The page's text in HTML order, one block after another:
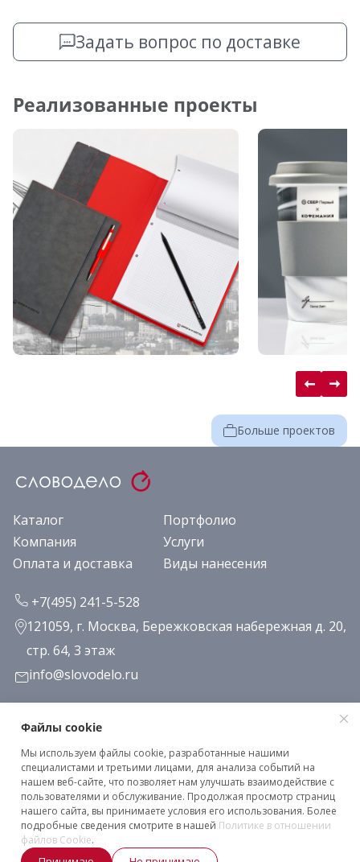
Задать вопрос по доставке
Реализованные проекты
Больше проектов
Каталог
Портфолио
Компания
Услуги
Оплата и доставка
Виды нанесения
+7(495) 241-5-528
121059, г. Москва, Бережковская набережная д. 20,
стр. 64, 3 этаж
info@slovodelo.ru
Заказать звонок
Подписаться на рассылку
Клиентское соглашение
Политика конфиденциальности
Файлы cookie
Мы используем файлы cookie, разработанные нашими
специалистами и третьими лицами, для анализа событий на
нашем веб-сайте, что позволяет нам улучшать взаимодействие с
пользователями и обслуживание. Продолжая просмотр страниц
нашего сайта, вы принимаете условия его использования. Более
подробные сведения смотрите в нашей Политике в отношении
файлов Cookie.